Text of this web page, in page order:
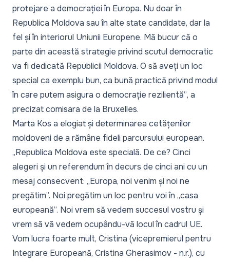
protejare a democrației în Europa. Nu doar în
Republica Moldova sau în alte state candidate, dar la
fel și în interiorul Uniunii Europene. Mă bucur că o
parte din această strategie privind scutul democratic
va fi dedicată Republicii Moldova. O să aveți un loc
special ca exemplu bun, ca bună practică privind modul
în care putem asigura o democrație rezilientă”, a
precizat comisara de la Bruxelles.
Marta Kos a elogiat și determinarea cetățenilor
moldoveni de a rămâne fideli parcursului european.
„Republica Moldova este specială. De ce? Cinci
alegeri și un referendum în decurs de cinci ani cu un
mesaj consecvent: „Europa, noi venim și noi ne
pregătim”. Noi pregătim un loc pentru voi în „casa
europeană”. Noi vrem să vedem succesul vostru și
vrem să vă vedem ocupându-vă locul în cadrul UE.
Vom lucra foarte mult, Cristina (vicepremierul pentru
Integrare Europeană, Cristina Gherasimov - n.r.), cu